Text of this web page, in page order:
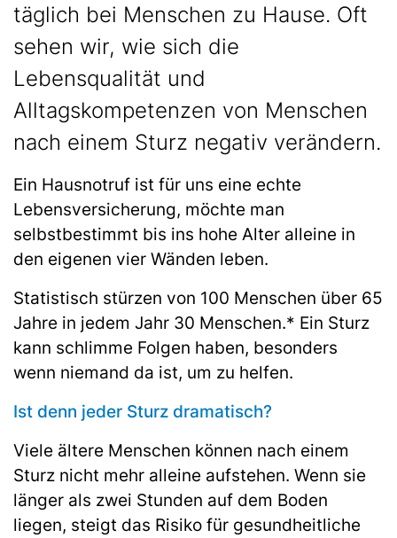
täglich bei Menschen zu Hause. Oft
sehen wir, wie sich die
Lebensqualität und
Alltagskompetenzen von Menschen
nach einem Sturz negativ verändern.
Ein Hausnotruf ist für uns eine echte
Lebensversicherung, möchte man
selbstbestimmt bis ins hohe Alter alleine in
den eigenen vier Wänden leben.
Statistisch stürzen von 100 Menschen über 65
Jahre in jedem Jahr 30 Menschen.* Ein Sturz
kann schlimme Folgen haben, besonders
wenn niemand da ist, um zu helfen.
Ist denn jeder Sturz dramatisch?
Viele ältere Menschen können nach einem
Sturz nicht mehr alleine aufstehen. Wenn sie
länger als zwei Stunden auf dem Boden
liegen, steigt das Risiko für gesundheitliche